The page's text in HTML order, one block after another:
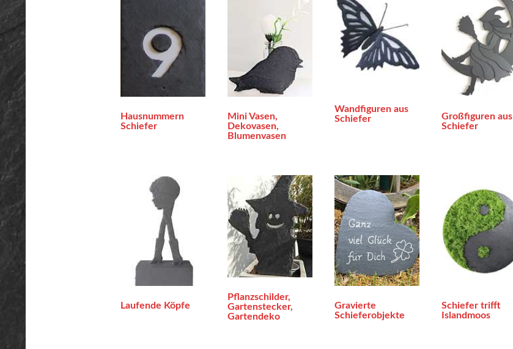
Hausnummern
Schiefer
Mini Vasen,
Dekovasen,
Blumenvasen
Wandfiguren aus
Schiefer
Großfiguren aus
Schiefer
Laufende Köpfe
Pflanzschilder,
Gartenstecker,
Gartendeko
Gravierte
Schieferobjekte
Schiefer trifft
Islandmoos